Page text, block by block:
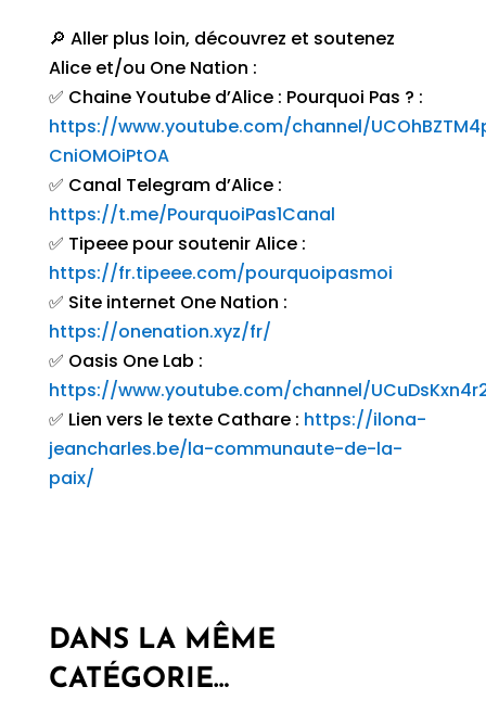
🔎 Aller plus loin, découvrez et soutenez
Alice et/ou One Nation :
✅ Chaine Youtube d’Alice : Pourquoi Pas ? :
https://www.youtube.com/channel/
CniOMOiPtOA
✅ Canal Telegram d’Alice :
https://t.me/PourquoiPas1Canal
✅ Tipeee pour soutenir Alice :
https://fr.tipeee.com/pourquoipasmoi
✅ Site internet One Nation :
https://onenation.xyz/fr/
✅ Oasis One Lab :
https://www.youtube.com/channel/
✅ Lien vers le texte Cathare : https://ilona-
jeancharles.be/la-communaute-de-la-
paix/
DANS LA MÊME
CATÉGORIE…